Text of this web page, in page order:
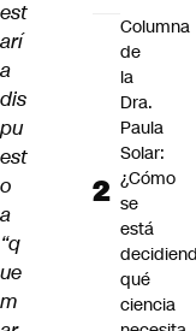
est
arí
a
dis
pu
est
o
a
“q
ue
m
Columna
de
la
Dra.
Paula
Solar:
¿Cómo
se
está
qué
ciencia